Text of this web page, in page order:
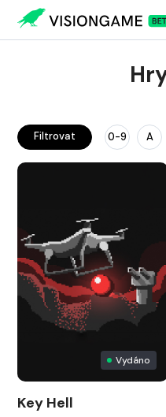
Filtrovat 0-9 A
Vydáno
Key Hell